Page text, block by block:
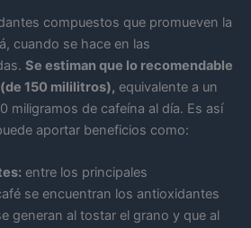
compuestos que promueven la
cuando se hace en las
Se estiman que lo recomendable
150 mililitros), equivalente a un
miligramos de cafeína al día. Es así
aportar beneficios como:
entre los principales
se encuentran los antioxidantes
generan al tostar el grano y que al